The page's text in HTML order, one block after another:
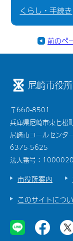
くらし・手続き
前のペ
尼崎市役所
〒660-8501
兵庫県尼崎市東七
尼崎市コールセン
6375-5625
法人番号：
市役所案内
このサイトにつ